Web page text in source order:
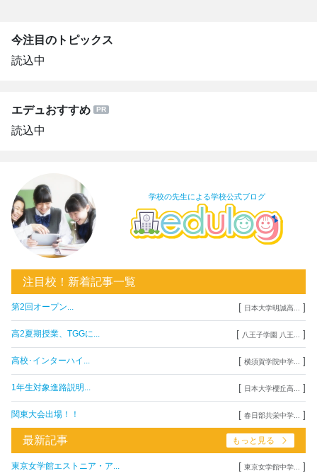
今注目のトピックス
読込中
エデュおすすめ
読込中
学校の先生による学校公式ブログ
注目校！新着記事一覧
第2回オープン... [ 日本大学明誠高... ]
高2夏期授業、TGGに... [ 八王子学園 八王... ]
高校･インターハイ... [ 横須賀学院中学... ]
1年生対象進路説明... [ 日本大学櫻丘高... ]
関東大会出場！！ [ 春日部共栄中学... ]
最新記事 もっと見る
東京女学館エストニア・ア... [ 東京女学館中学... ]